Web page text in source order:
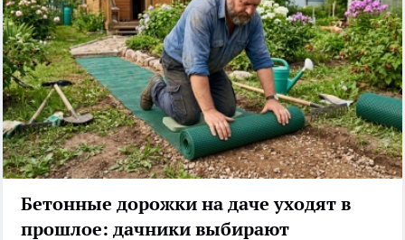
Бетонные дорожки на даче уходят в
прошлое: дачники выбирают